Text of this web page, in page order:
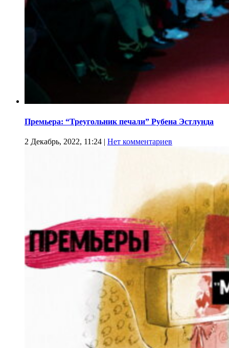
Премьера: “Треугольник печали” Рубена Эстлунда
2 Декабрь, 2022, 11:24 | Нет комментариев